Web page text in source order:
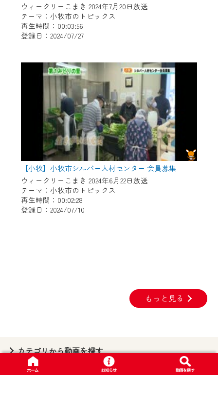
ウィークリーこまき 2024年7月20日放送
テーマ：小牧市のトピックス
再生時間：00:03:56
登録日：2024/07/27
【小牧】小牧市シルバー人材センター 会員募集
ウィークリーこまき 2024年6月22日放送
テーマ：小牧市のトピックス
再生時間：00:02:28
登録日：2024/07/10
もっと見る
カテゴリから動画を探す
プライバシーポリシー|利用規約